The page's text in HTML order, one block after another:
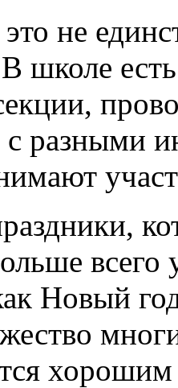
не
школе
с разными
всего
Новый